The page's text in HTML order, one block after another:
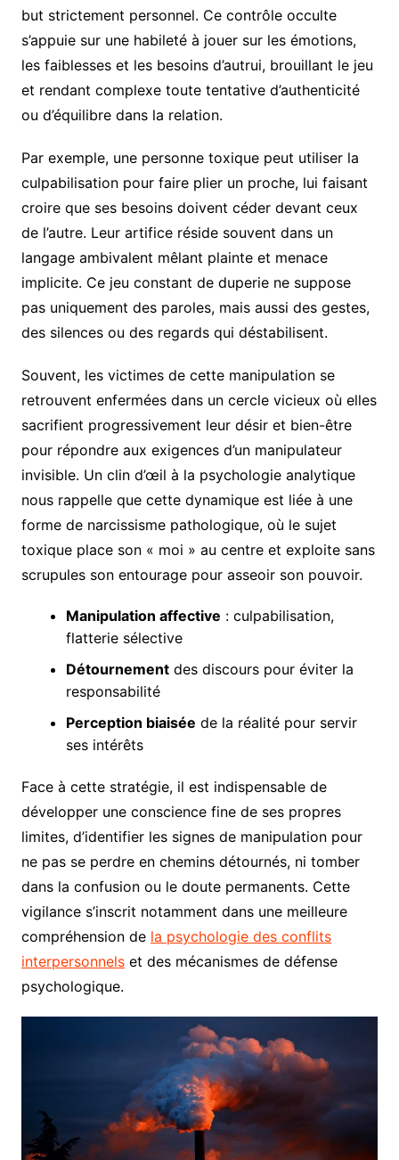
but strictement personnel. Ce contrôle occulte
s’appuie sur une habileté à jouer sur les émotions,
les faiblesses et les besoins d’autrui, brouillant le jeu
et rendant complexe toute tentative d’authenticité
ou d’équilibre dans la relation.
Par exemple, une personne toxique peut utiliser la
culpabilisation pour faire plier un proche, lui faisant
croire que ses besoins doivent céder devant ceux
de l’autre. Leur artifice réside souvent dans un
langage ambivalent mêlant plainte et menace
implicite. Ce jeu constant de duperie ne suppose
pas uniquement des paroles, mais aussi des gestes,
des silences ou des regards qui déstabilisent.
Souvent, les victimes de cette manipulation se
retrouvent enfermées dans un cercle vicieux où elles
sacrifient progressivement leur désir et bien-être
pour répondre aux exigences d’un manipulateur
invisible. Un clin d’œil à la psychologie analytique
nous rappelle que cette dynamique est liée à une
forme de narcissisme pathologique, où le sujet
toxique place son « moi » au centre et exploite sans
scrupules son entourage pour asseoir son pouvoir.
Manipulation affective : culpabilisation,
flatterie sélective
Détournementdes discours pour éviter la
responsabilité
Perception biaisée de la réalité pour servir
ses intérêts
Face à cette stratégie, il est indispensable de
développer une conscience fine de ses propres
limites, d’identifier les signes de manipulation pour
ne pas se perdre en chemins détournés, ni tomber
dans la confusion ou le doute permanents. Cette
vigilance s’inscrit notamment dans une meilleure
compréhension de la psychologie des conflits
interpersonnelset des mécanismes de défense
psychologique.